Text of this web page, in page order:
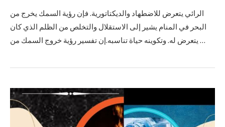
الرائي يتعرض للاضطهاد والديكتاتورية. فإن رؤية السمك يخرج من
البحر في المنام يشير إلى الاستقلال والتخلص من الظلم الذي كان
يتعرض له. وتكوينه حياة تناسبه.إن تفسير رؤية خروج السمك من …